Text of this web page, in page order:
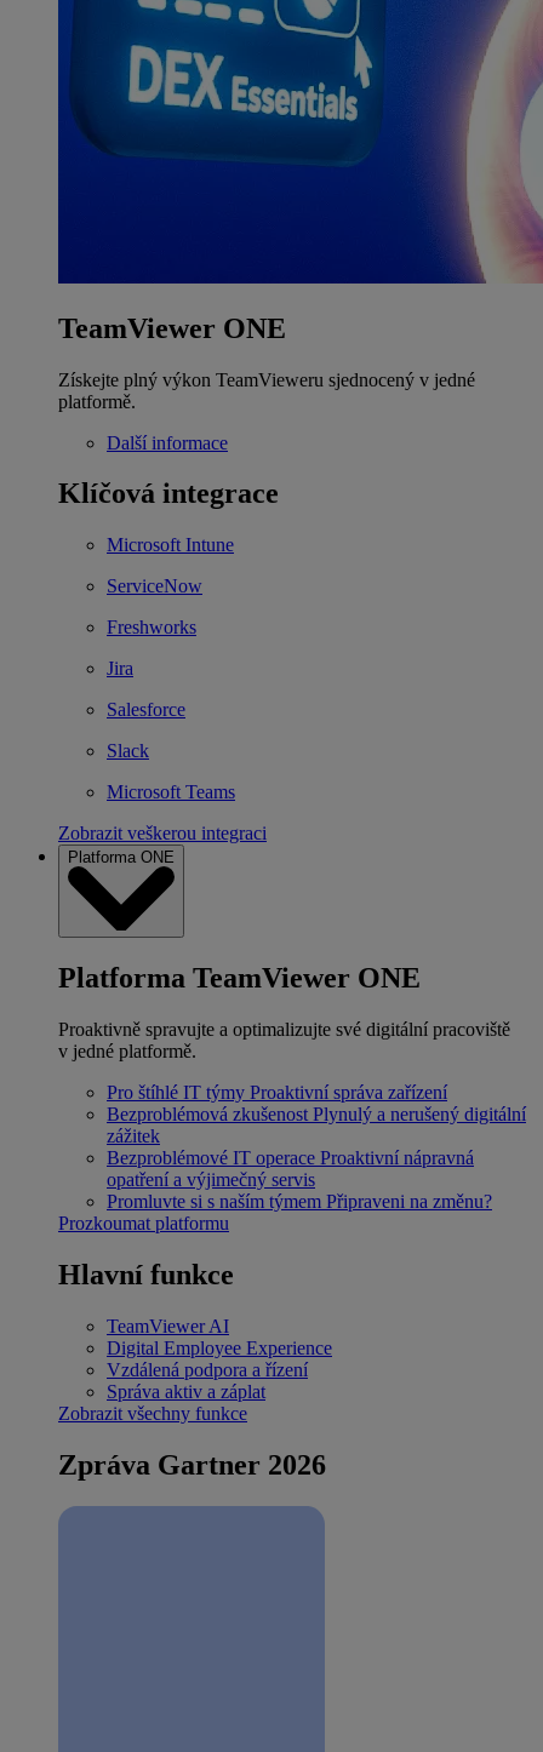
TeamViewer ONE
Získejte plný výkon TeamVieweru sjednocený v jedné
platformě.
Další informace
Klíčová integrace
Microsoft Intune
ServiceNow
Freshworks
Jira
Salesforce
Slack
Microsoft Teams
Zobrazit veškerou integraci
Platforma ONE
Platforma TeamViewer ONE
Proaktivně spravujte a optimalizujte své digitální pracoviště
v jedné platformě.
Pro štíhlé IT týmy Proaktivní správa zařízení
Bezproblémová zkušenost Plynulý a nerušený digitální
zážitek
Bezproblémové IT operace Proaktivní nápravná
opatření a výjimečný servis
Promluvte si s naším týmem Připraveni na změnu?
Prozkoumat platformu
Hlavní funkce
TeamViewer AI
Digital Employee Experience
Vzdálená podpora a řízení
Správa aktiv a záplat
Zobrazit všechny funkce
Zpráva Gartner 2026